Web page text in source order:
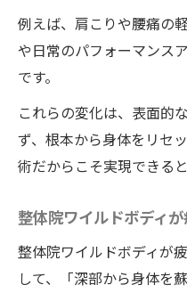
例えば、肩こりや腰痛の
や日常のパフォーマンス
です。
これらの変化は、表面的
ず、根本から身体をリセ
術だからこそ実現できると
整体院ワイルドボディ
整体院ワイルドボディが
して、「深部から身体を